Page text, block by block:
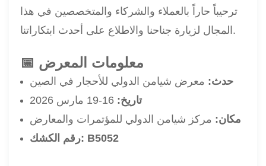
ترحيباً حاراً بالعملاء والشركاء والمتخصصين في هذا
المجال لزيارة جناحنا والاطلاع على أحدث ابتكاراتنا.
📅 معلومات المعرض
حدث: معرض شيامن الدولي للأحجار في الصين
تاريخ:
مكان: مركز شيامن الدولي للمؤتمرات والمعارض
رقم الكشك: B5052